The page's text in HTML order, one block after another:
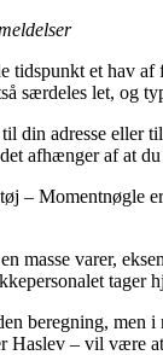
et hav
særdeles let, og
din adresse eller
afhænger af at
Momentnøgle
masse varer,
tager
beregning, men
– vil være